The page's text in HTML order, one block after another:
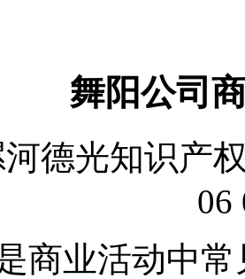
舞阳公司
德光知识产
06
商业活动中